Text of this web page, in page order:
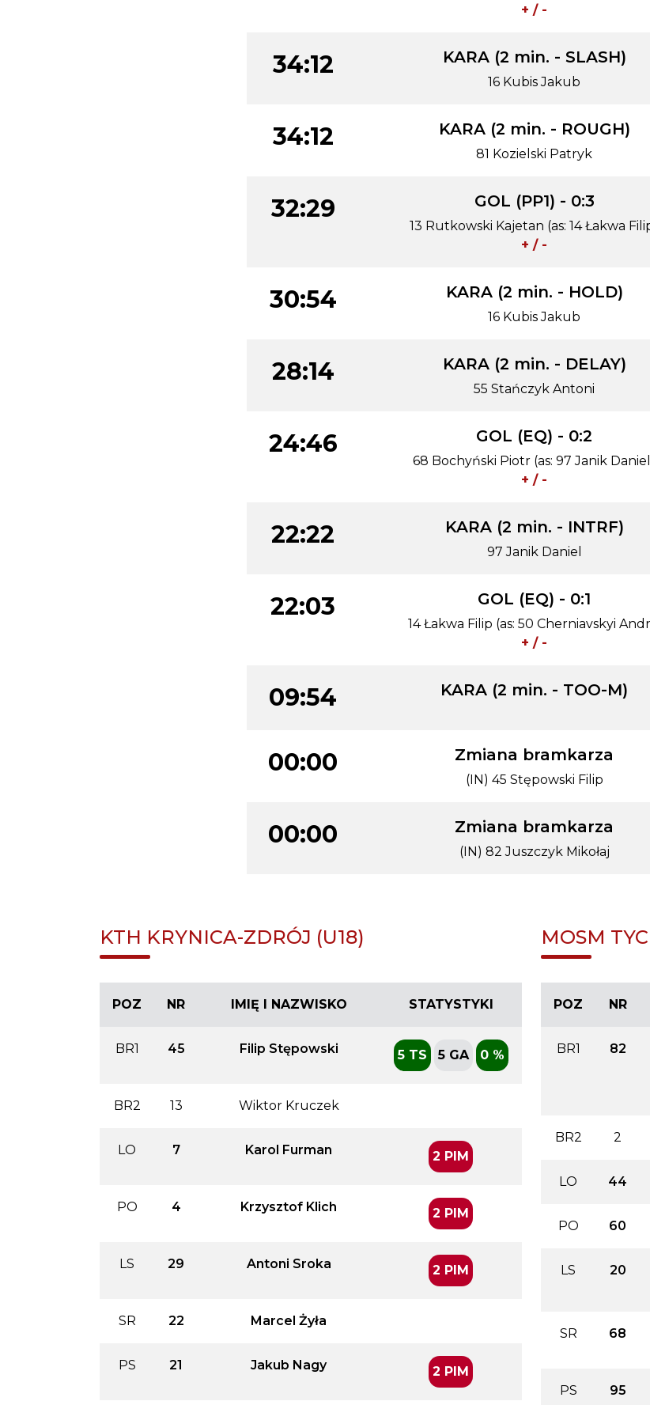
+ / -
34:12 KARA (2 min. - SLASH)
16 Kubis Jakub
34:12 KARA (2 min. - ROUGH)
81 Kozielski Patryk
32:29 GOL (PP1) - 0:3
13 Rutkowski Kajetan (as: 14 Łakwa
+ / -
30:54 KARA (2 min. - HOLD)
16 Kubis Jakub
28:14 KARA (2 min. - DELAY)
55 Stańczyk Antoni
24:46 GOL (EQ) - 0:2
68 Bochyński Piotr (as: 97 Janik
+ / -
22:22 KARA (2 min. - INTRF)
97 Janik Daniel
22:03 GOL (EQ) - 0:1
14 Łakwa Filip (as: 50 Cherniavskyi
+ / -
09:54 KARA (2 min. - TOO-M)
00:00 Zmiana bramkarza
(IN) 45 Stępowski Filip
00:00 Zmiana bramkarza
(IN) 82 Juszczyk Mikołaj
KTH KRYNICA-ZDRÓJ (U18)
POZ NR IMIĘ I NAZWISKO STATYSTYKI
BR1 45 Filip Stępowski 5 TS 5 GA 0 %
BR2 13 Wiktor Kruczek
LO 7 Karol Furman 2 PIM
PO 4 Krzysztof Klich 2 PIM
LS 29 Antoni Sroka 2 PIM
SR 22 Marcel Żyła
PS 21 Jakub Nagy 2 PIM
MOSM
POZ NR
BR1 82
BR2 2
LO 44
PO 60
LS 20
SR 68
PS 95